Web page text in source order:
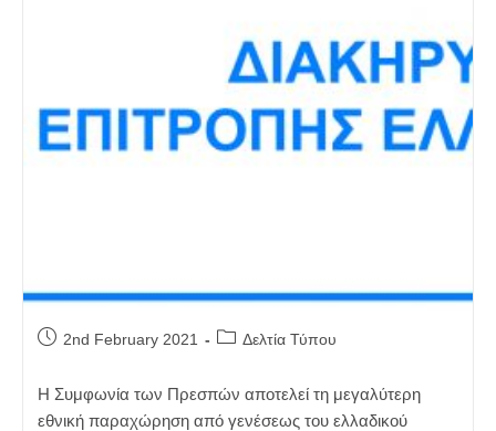
Post2nd February 2021
PostΔελτία Τύπου
Η Συμφωνία των Πρεσπών αποτελεί τη μεγαλύτερη
εθνική παραχώρηση από γενέσεως του ελλαδικού